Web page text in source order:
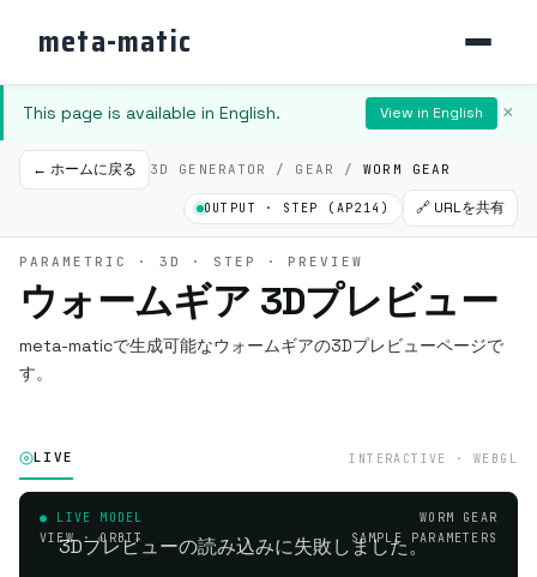
meta-matic
This page is available in English. View in English ×
← ホームに戻る 3D GENERATOR / GEAR /WORM GEAR
OUTPUT · STEP (AP214) 🔗 URLを共有
PARAMETRIC · 3D · STEP · PREVIEW
ウォームギア 3Dプレビュー
meta-maticで生成可能なウォームギアの3Dプレビューページで
す。
LIVE INTERACTIVE · WEBGL
● LIVE MODEL
VIEW · ORBIT
WORM GEAR
SAMPLE PARAMETERS
3Dプレビューの読み込みに失敗しました。